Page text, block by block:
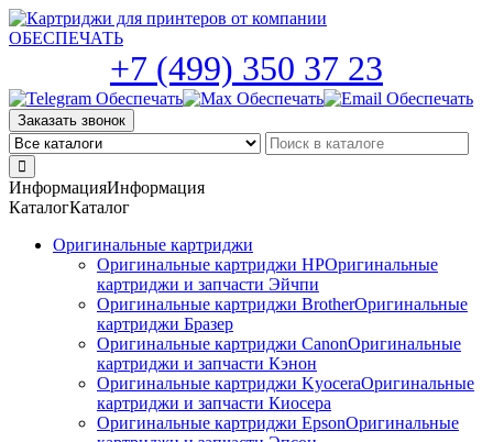
Skip
to
+7 (499) 350 37 23
Заказать звонок
ИнформацияИнформация
КаталогКаталог
Оригинальные картриджи
Оригинальные картриджи HPОригинальные
картриджи и запчасти Эйчпи
Оригинальные картриджи BrotherОригинальные
картриджи Бразер
Оригинальные картриджи CanonОригинальные
картриджи и запчасти Кэнон
Оригинальные картриджи KyoceraОригинальные
картриджи и запчасти Киосера
Оригинальные картриджи EpsonОригинальные